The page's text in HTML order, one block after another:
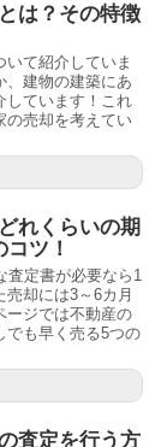
は？その特徴
て紹介していま
、建物の建築にあ
しています！これ
の売却を考えてい
れくらいの期
ツ！
査定書が必要なら1
却には3～6カ月
ージでは不動産の
でも早く売る5つの
査定を行う方